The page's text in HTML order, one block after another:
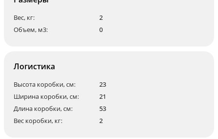
Вес, кг:
2
Объем, м3:
0
Логистика
Высота коробки, см:
23
Ширина коробки, см:
21
Длина коробки, см:
53
Вес коробки, кг:
2